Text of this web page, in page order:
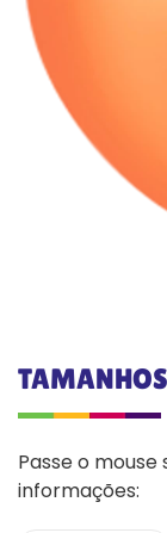
TAMANHOS
Passe o
informações: